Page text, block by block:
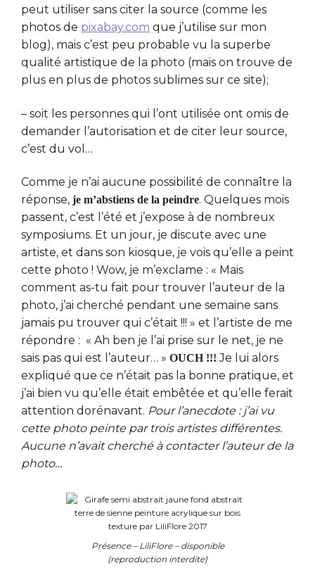
peut utiliser sans citer la source (comme les
photos de pixabay.com que j’utilise sur mon
blog), mais c’est peu probable vu la superbe
qualité artistique de la photo (mais on trouve de
plus en plus de photos sublimes sur ce site);
– soit les personnes qui l’ont utilisée ont omis de
demander l’autorisation et de citer leur source,
c’est du vol…
Comme je n’ai aucune possibilité de connaître la
réponse, je m’abstiens de la peindre. Quelques mois
passent, c’est l’été et j’expose à de nombreux
symposiums. Et un jour, je discute avec une
artiste, et dans son kiosque, je vois qu’elle a peint
cette photo ! Wow, je m’exclame : « Mais
comment as-tu fait pour trouver l’auteur de la
photo, j’ai cherché pendant une semaine sans
jamais pu trouver qui c’était !!! » et l’artiste de me
répondre : « Ah ben je l’ai prise sur le net, je ne
sais pas qui est l’auteur… » OUCH !!! Je lui alors
expliqué que ce n’était pas la bonne pratique, et
j’ai bien vu qu’elle était embêtée et qu’elle ferait
attention dorénavant. Pour l’anecdote : j’ai vu
cette photo peinte par trois artistes différentes.
Aucune n’avait cherché à contacter l’auteur de la
photo…
Présence – LiliFlore – disponible
(reproduction interdite)